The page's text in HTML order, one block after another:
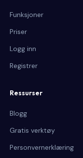
Funksjoner
Priser
Logg inn
Registrer
Ressurser
Blogg
Gratis verktøy
Personvernerklæring